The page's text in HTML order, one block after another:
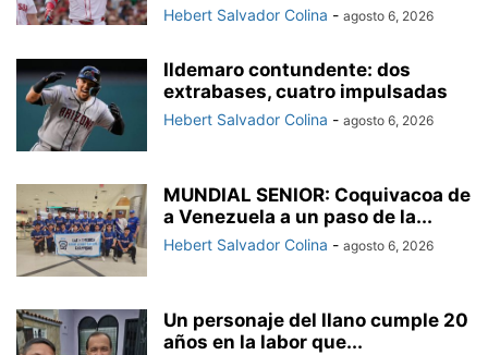
Hebert Salvador Colina - agosto 6, 2026
Ildemaro contundente: dos
extrabases, cuatro impulsadas
Hebert Salvador Colina - agosto 6, 2026
MUNDIAL SENIOR: Coquivacoa de
a Venezuela a un paso de la...
Hebert Salvador Colina - agosto 6, 2026
Un personaje del llano cumple 20
años en la labor que...